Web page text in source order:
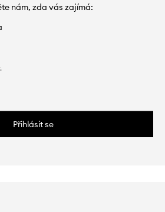
nám, zda vás zajímá:
Přihlásit se